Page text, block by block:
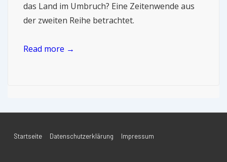
das Land im Umbruch? Eine Zeitenwende aus
der zweiten Reihe betrachtet.
Read more →
Startseite Datenschutzerklärung Impressum